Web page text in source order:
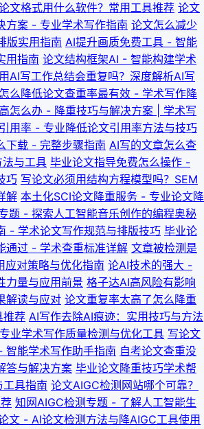
文格式用什么软件？常用工具推荐 论文
方案 - 专业学术写作指南 论文怎么减少
版实用指南 AI提升画质免费工具 - 智能
用指南 论文结构框架AI - 智能构建学术
用AI写工作总结会重复吗？深度解析AI写
怎么降低论文查重率最有效 - 学术写作降
怎么办 - 降重技巧与解决方案 | 学术写
用率 - 专业降低论文引用率方法与技巧
下载 - 完整步骤指南 AI写的文章怎么查
与工具 毕业论文指导免费怎么操作 -
巧 写论文必须用结构方程模型吗？SEM
解 本土化SCI论文降重服务 - 专业论文降
题 - 探索人工智能音乐创作的编程奥秘
- 学术论文写作规范与排版技巧 毕业论
通过 - 学术查重标准详解 文章被检测是
应对策略与优化指南 论AI技术的强大 -
力量与应用前景 格子达AI高风险有影响
解读与应对 论文重复率太高了怎么降重
推荐 AI写作去除AI痕迹：实用技巧与方法
业学术写作质量检测与优化工具 写论文
智能学术写作助手指南 自考论文查重没
答与解决方案 毕业论文降重技巧学术帮
具指南 论文AIGC检测网站哪个可靠？
知网AIGC检测专题 - 了解人工智能生
文 - AI论文检测方法与降AIGC工具使用